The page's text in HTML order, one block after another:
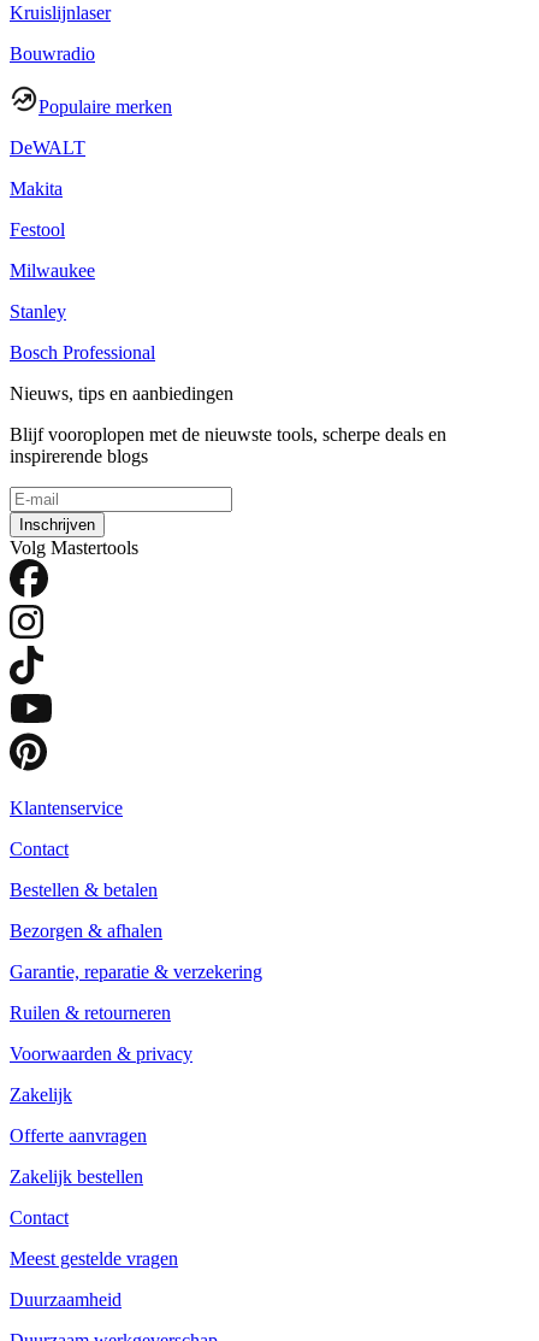
Kruislijnlaser
Bouwradio
Populaire merken
DeWALT
Makita
Festool
Milwaukee
Stanley
Bosch Professional
Nieuws, tips en aanbiedingen
Blijf vooroplopen met de nieuwste tools, scherpe deals en
inspirerende blogs
Inschrijven
Volg Mastertools
Klantenservice
Contact
Bestellen & betalen
Bezorgen & afhalen
Garantie, reparatie & verzekering
Ruilen & retourneren
Voorwaarden & privacy
Zakelijk
Offerte aanvragen
Zakelijk bestellen
Contact
Meest gestelde vragen
Duurzaamheid